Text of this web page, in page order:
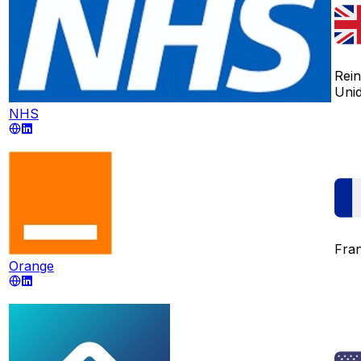
NHS
Orange